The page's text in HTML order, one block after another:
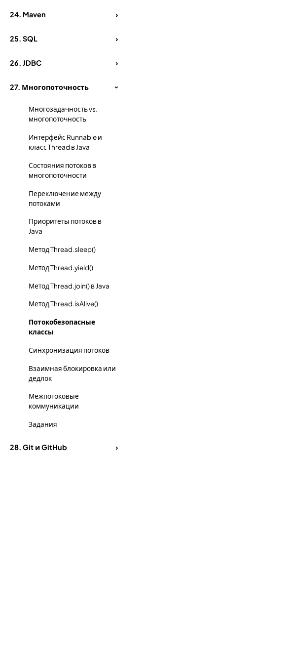
24. Maven ›
25. SQL ›
26. JDBC ›
27. Многопоточность ›
Многозадачность vs.
многопоточность
Интерфейс Runnable и
класс Thread в Java
Состояния потоков в
многопоточности
Переключение между
потоками
Приоритеты потоков в
Java
Метод Thread.sleep()
Метод Thread.yield()
Метод Thread.join() в Java
Метод Thread.isAlive()
Потокобезопасные
классы
Синхронизация потоков
Взаимная блокировка или
дедлок
Межпотоковые
коммуникации
Задания
28. Git и GitHub ›